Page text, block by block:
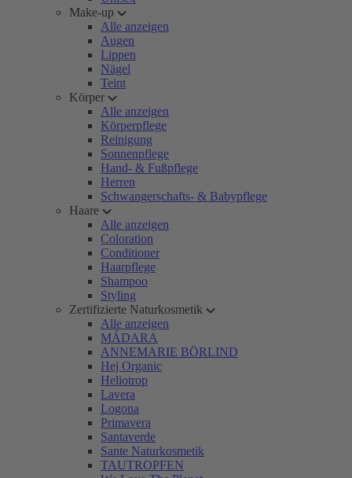
Make-up
Alle anzeigen
Augen
Lippen
Nägel
Teint
Körper
Alle anzeigen
Körperpflege
Reinigung
Sonnenpflege
Hand- & Fußpflege
Herren
Schwangerschafts- & Babypflege
Haare
Alle anzeigen
Coloration
Conditioner
Haarpflege
Shampoo
Styling
Zertifizierte Naturkosmetik
Alle anzeigen
MÁDARA
ANNEMARIE BÖRLIND
Hej Organic
Heliotrop
Lavera
Logona
Primavera
Santaverde
Sante Naturkosmetik
TAUTROPFEN